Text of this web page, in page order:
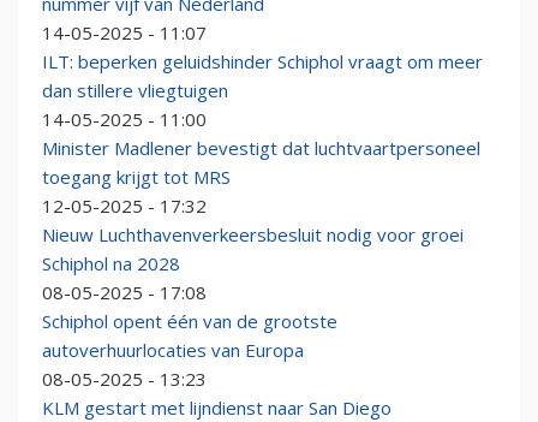
14-05-2025 - 11:07
ILT: beperken geluidshinder Schiphol vraagt om meer
dan stillere vliegtuigen
14-05-2025 - 11:00
Minister Madlener bevestigt dat luchtvaartpersoneel
toegang krijgt tot MRS
12-05-2025 - 17:32
Nieuw Luchthavenverkeersbesluit nodig voor groei
Schiphol na 2028
08-05-2025 - 17:08
Schiphol opent één van de grootste
autoverhuurlocaties van Europa
08-05-2025 - 13:23
KLM gestart met lijndienst naar San Diego